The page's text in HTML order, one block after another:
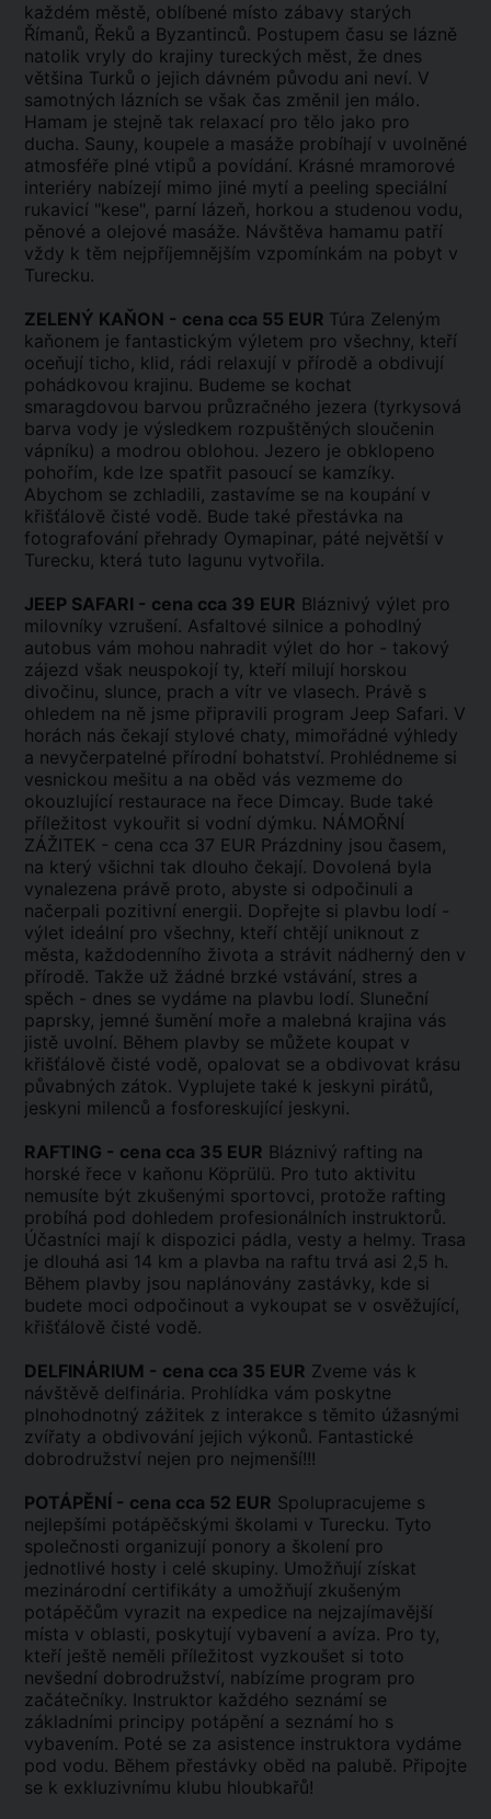
každém městě, oblíbené místo zábavy starých
Římanů, Řeků a Byzantinců. Postupem času se lázně
natolik vryly do krajiny tureckých měst, že dnes
většina Turků o jejich dávném původu ani neví. V
samotných lázních se však čas změnil jen málo.
Hamam je stejně tak relaxací pro tělo jako pro
ducha. Sauny, koupele a masáže probíhají v uvolněné
atmosféře plné vtipů a povídání. Krásné mramorové
interiéry nabízejí mimo jiné mytí a peeling speciální
rukavicí "kese", parní lázeň, horkou a studenou vodu,
pěnové a olejové masáže. Návštěva hamamu patří
vždy k těm nejpříjemnějším vzpomínkám na pobyt v
Turecku.
ZELENÝ KAŇON - cena cca 55 EUR Túra Zeleným
kaňonem je fantastickým výletem pro všechny, kteří
oceňují ticho, klid, rádi relaxují v přírodě a obdivují
pohádkovou krajinu. Budeme se kochat
smaragdovou barvou průzračného jezera (tyrkysová
barva vody je výsledkem rozpuštěných sloučenin
vápníku) a modrou oblohou. Jezero je obklopeno
pohořím, kde lze spatřit pasoucí se kamzíky.
Abychom se zchladili, zastavíme se na koupání v
křišťálově čisté vodě. Bude také přestávka na
fotografování přehrady Oymapinar, páté největší v
Turecku, která tuto lagunu vytvořila.
JEEP SAFARI - cena cca 39 EUR Bláznivý výlet pro
milovníky vzrušení. Asfaltové silnice a pohodlný
autobus vám mohou nahradit výlet do hor - takový
zájezd však neuspokojí ty, kteří milují horskou
divočinu, slunce, prach a vítr ve vlasech. Právě s
ohledem na ně jsme připravili program Jeep Safari. V
horách nás čekají stylové chaty, mimořádné výhledy
a nevyčerpatelné přírodní bohatství. Prohlédneme si
vesnickou mešitu a na oběd vás vezmeme do
okouzlující restaurace na řece Dimcay. Bude také
příležitost vykouřit si vodní dýmku. NÁMOŘNÍ
ZÁŽITEK - cena cca 37 EUR Prázdniny jsou časem,
na který všichni tak dlouho čekají. Dovolená byla
vynalezena právě proto, abyste si odpočinuli a
načerpali pozitivní energii. Dopřejte si plavbu lodí -
výlet ideální pro všechny, kteří chtějí uniknout z
města, každodenního života a strávit nádherný den v
přírodě. Takže už žádné brzké vstávání, stres a
spěch - dnes se vydáme na plavbu lodí. Sluneční
paprsky, jemné šumění moře a malebná krajina vás
jistě uvolní. Během plavby se můžete koupat v
křišťálově čisté vodě, opalovat se a obdivovat krásu
půvabných zátok. Vyplujete také k jeskyni pirátů,
jeskyni milenců a fosforeskující jeskyni.
RAFTING - cena cca 35 EUR Bláznivý rafting na
horské řece v kaňonu Köprülü. Pro tuto aktivitu
nemusíte být zkušenými sportovci, protože rafting
probíhá pod dohledem profesionálních instruktorů.
Účastníci mají k dispozici pádla, vesty a helmy. Trasa
je dlouhá asi 14 km a plavba na raftu trvá asi 2,5 h.
Během plavby jsou naplánovány zastávky, kde si
budete moci odpočinout a vykoupat se v osvěžující,
křišťálově čisté vodě.
DELFINÁRIUM - cena cca 35 EUR Zveme vás k
návštěvě delfinária. Prohlídka vám poskytne
plnohodnotný zážitek z interakce s těmito úžasnými
zvířaty a obdivování jejich výkonů. Fantastické
dobrodružství nejen pro nejmenší!!!
POTÁPĚNÍ - cena cca 52 EUR Spolupracujeme s
nejlepšími potápěčskými školami v Turecku. Tyto
společnosti organizují ponory a školení pro
jednotlivé hosty i celé skupiny. Umožňují získat
mezinárodní certifikáty a umožňují zkušeným
potápěčům vyrazit na expedice na nejzajímavější
místa v oblasti, poskytují vybavení a avíza. Pro ty,
kteří ještě neměli příležitost vyzkoušet si toto
nevšední dobrodružství, nabízíme program pro
začátečníky. Instruktor každého seznámí se
základními principy potápění a seznámí ho s
vybavením. Poté se za asistence instruktora vydáme
pod vodu. Během přestávky oběd na palubě. Připojte
se k exkluzivnímu klubu hloubkařů!